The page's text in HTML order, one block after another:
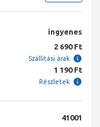
ingyenes
2 690 Ft
Szállítási árak
1 190 Ft
Részletek
41001